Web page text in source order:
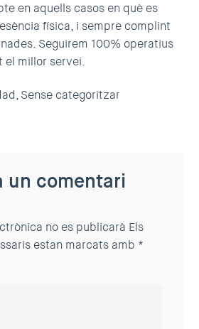
en aquells casos en què es
física, i sempre complint
Seguirem 100% operatius
el millor servei.
Sense categoritzar
un comentari
no es publicarà Els
estan marcats amb *